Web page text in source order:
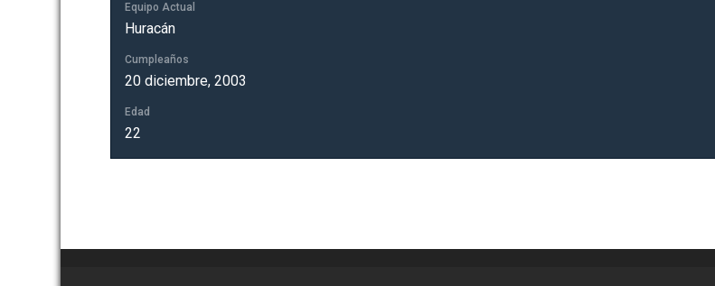
Equipo Actual
Huracán
Cumpleaños
20 diciembre, 2003
Edad
22